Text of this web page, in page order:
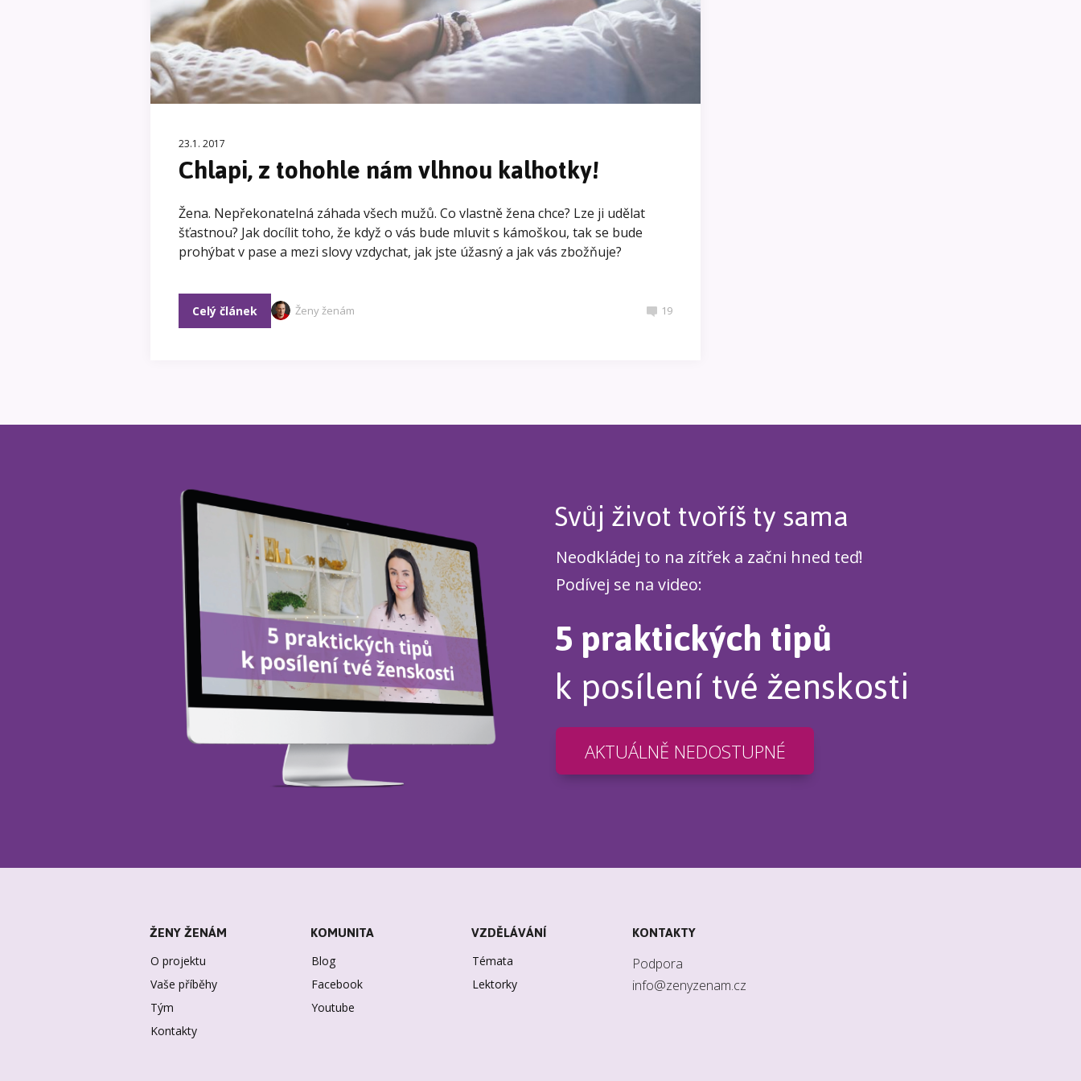
23.1. 2017
Chlapi, z tohohle nám vlhnou kalhotky!
Žena. Nepřekonatelná záhada všech mužů. Co vlastně žena chce? Lze ji udělat
šťastnou? Jak docílit toho, že když o vás bude mluvit s kámoškou, tak se bude
prohýbat v pase a mezi slovy vzdychat, jak jste úžasný a jak vás zbožňuje?
Celý článek Ženy ženám 19
Svůj život tvoříš ty sama
Neodkládej to na zítřek a začni hned teď!
Podívej se na video:
5 praktických tipů
k posílení tvé ženskosti
AKTUÁLNĚ NEDOSTUPNÉ
ŽENY ŽENÁM
O projektu
Vaše příběhy
Tým
Kontakty
KOMUNITA
Blog
Facebook
Youtube
VZDĚLÁVÁNÍ
Témata
Lektorky
KONTAKTY
Podpora
info@zenyzenam.cz